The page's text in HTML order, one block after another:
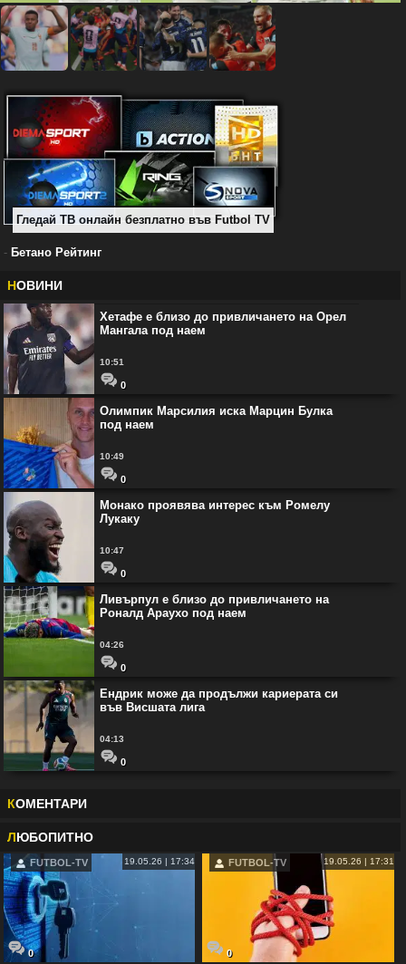
Гледай ТВ онлайн безплатно във Futbol TV
- Бетано Рейтинг
НОВИНИ
Хетафе е близо до привличането на Орел
Мангала под наем
10:51
0
Олимпик Марсилия иска Марцин Булка
под наем
10:49
0
Монако проявява интерес към Ромелу
Лукаку
10:47
0
Ливърпул е близо до привличането на
Роналд Араухо под наем
04:26
0
Ендрик може да продължи кариерата си
във Висшата лига
04:13
0
КОМЕНТАРИ
ЛЮБОПИТНО
FUTBOL-TV 19.05.26 | 17:34
0
FUTBOL-TV 19.05.26 | 17:31
0